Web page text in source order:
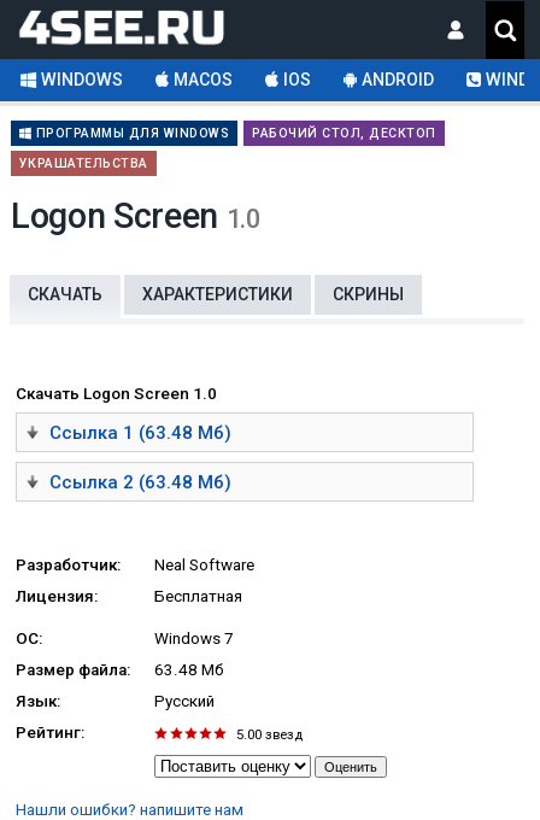
WINDOWS MACOS IOS ANDROID
ПРОГРАММЫ ДЛЯ WINDOWS
РАБОЧИЙ СТОЛ, ДЕСКТОП
УКРАШАТЕЛЬСТВА
Logon Screen 1.0
СКАЧАТЬ ХАРАКТЕРИСТИКИ СКРИНЫ
Скачать Logon Screen 1.0
Ссылка 1 (63.48 Мб)
Ссылка 2 (63.48 Мб)
Разработчик:
Neal Software
Лицензия:
Бесплатная
ОС:
Windows 7
Размер файла:
63.48 Мб
Язык:
Русский
Рейтинг:
5.00 звезд
Нашли ошибки? напишите нам